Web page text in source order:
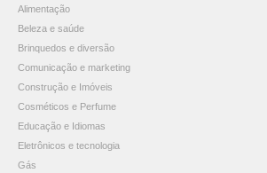
Alimentação
Beleza e saúde
Brinquedos e diversão
Comunicação e marketing
Construção e Imóveis
Cosméticos e Perfume
Educação e Idiomas
Eletrônicos e tecnologia
Gás